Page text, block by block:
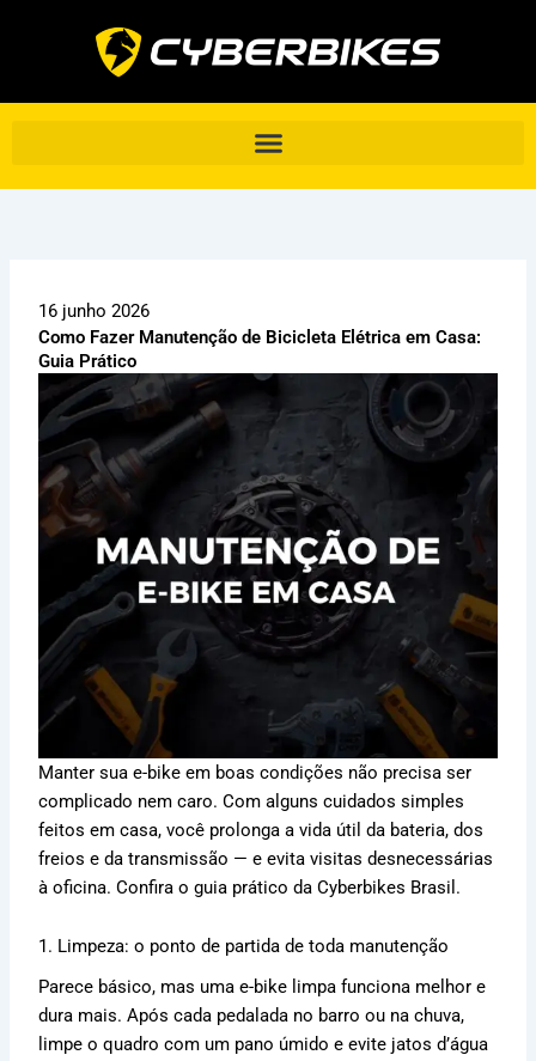
conteúdo
16 junho 2026
Como Fazer Manutenção de Bicicleta Elétrica em Casa:
Guia Prático
Manter sua e-bike em boas condições não precisa ser
complicado nem caro. Com alguns cuidados simples
feitos em casa, você prolonga a vida útil da bateria, dos
freios e da transmissão — e evita visitas desnecessárias
à oficina. Confira o guia prático da Cyberbikes Brasil.
1. Limpeza: o ponto de partida de toda manutenção
Parece básico, mas uma e-bike limpa funciona melhor e
dura mais. Após cada pedalada no barro ou na chuva,
limpe o quadro com um pano úmido e evite jatos d’água